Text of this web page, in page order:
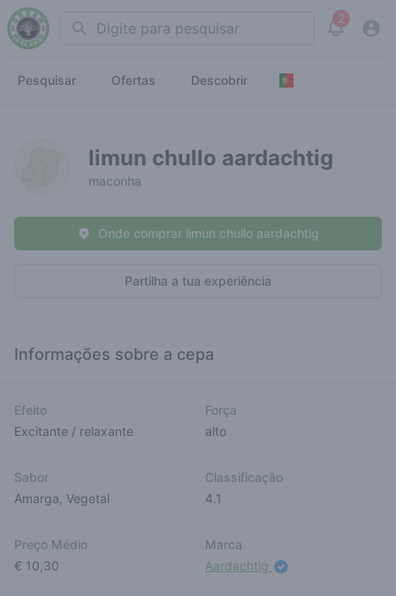
Search 2
View
Pesquisar Ofertas Descobrir
limun chullo aardachtig
maconha
Partilha a tua experiência
Onde comprar limun chullo aardachtig
Informações sobre a cepa
Efeito
Excitante / relaxante
Força
alto
Sabor
Amarga Vegetal
Classificação
4.1
Preço Médio
€ 10,30
Marca
Aardachtig